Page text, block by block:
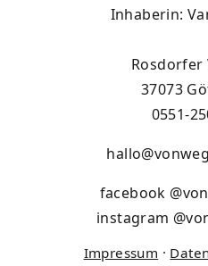
Inhaberin:
Rosdorfer
37073
0551-
facebook
instagram
Impressum ·